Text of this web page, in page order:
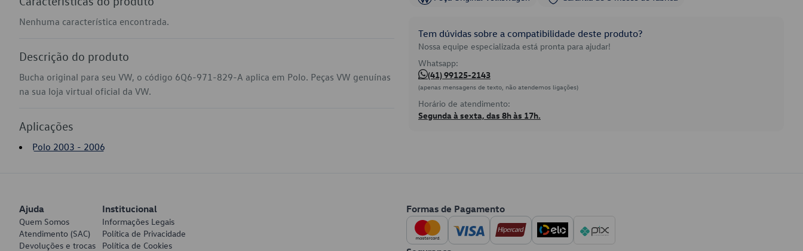
Nenhuma característica encontrada.
Descrição do produto
Bucha original para seu VW, o código 6Q6-971-829-A aplica em Polo. Peças VW genuínas
na sua loja virtual oficial da VW.
Aplicações
Polo 2003 - 2006
Tem dúvidas sobre a compatibilidade deste produto?
Nossa equipe especializada está pronta para ajudar!
Whatsapp:
(41) 99125-2143
(apenas mensagens de texto, não atendemos ligações)
Horário de atendimento:
Segunda à sexta, das 8h às 17h.
Ajuda
Quem Somos
Atendimento (SAC)
Devoluções e trocas
Institucional
Informações Legais
Política de Privacidade
Política de Cookies
Formas de Pagamento